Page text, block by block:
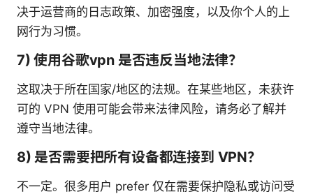
决于运营商的日志政策、加密强度，以及你个人的上
网行为习惯。
7) 使用谷歌vpn 是否违反当地法律？
这取决于所在国家/地区的法规。在某些地区，未获许
可的 VPN 使用可能会带来法律风险，请务必了解并
遵守当地法律。
8) 是否需要把所有设备都连接到 VPN？
不一定。很多用户 prefer 仅在需要保护隐私或访问受